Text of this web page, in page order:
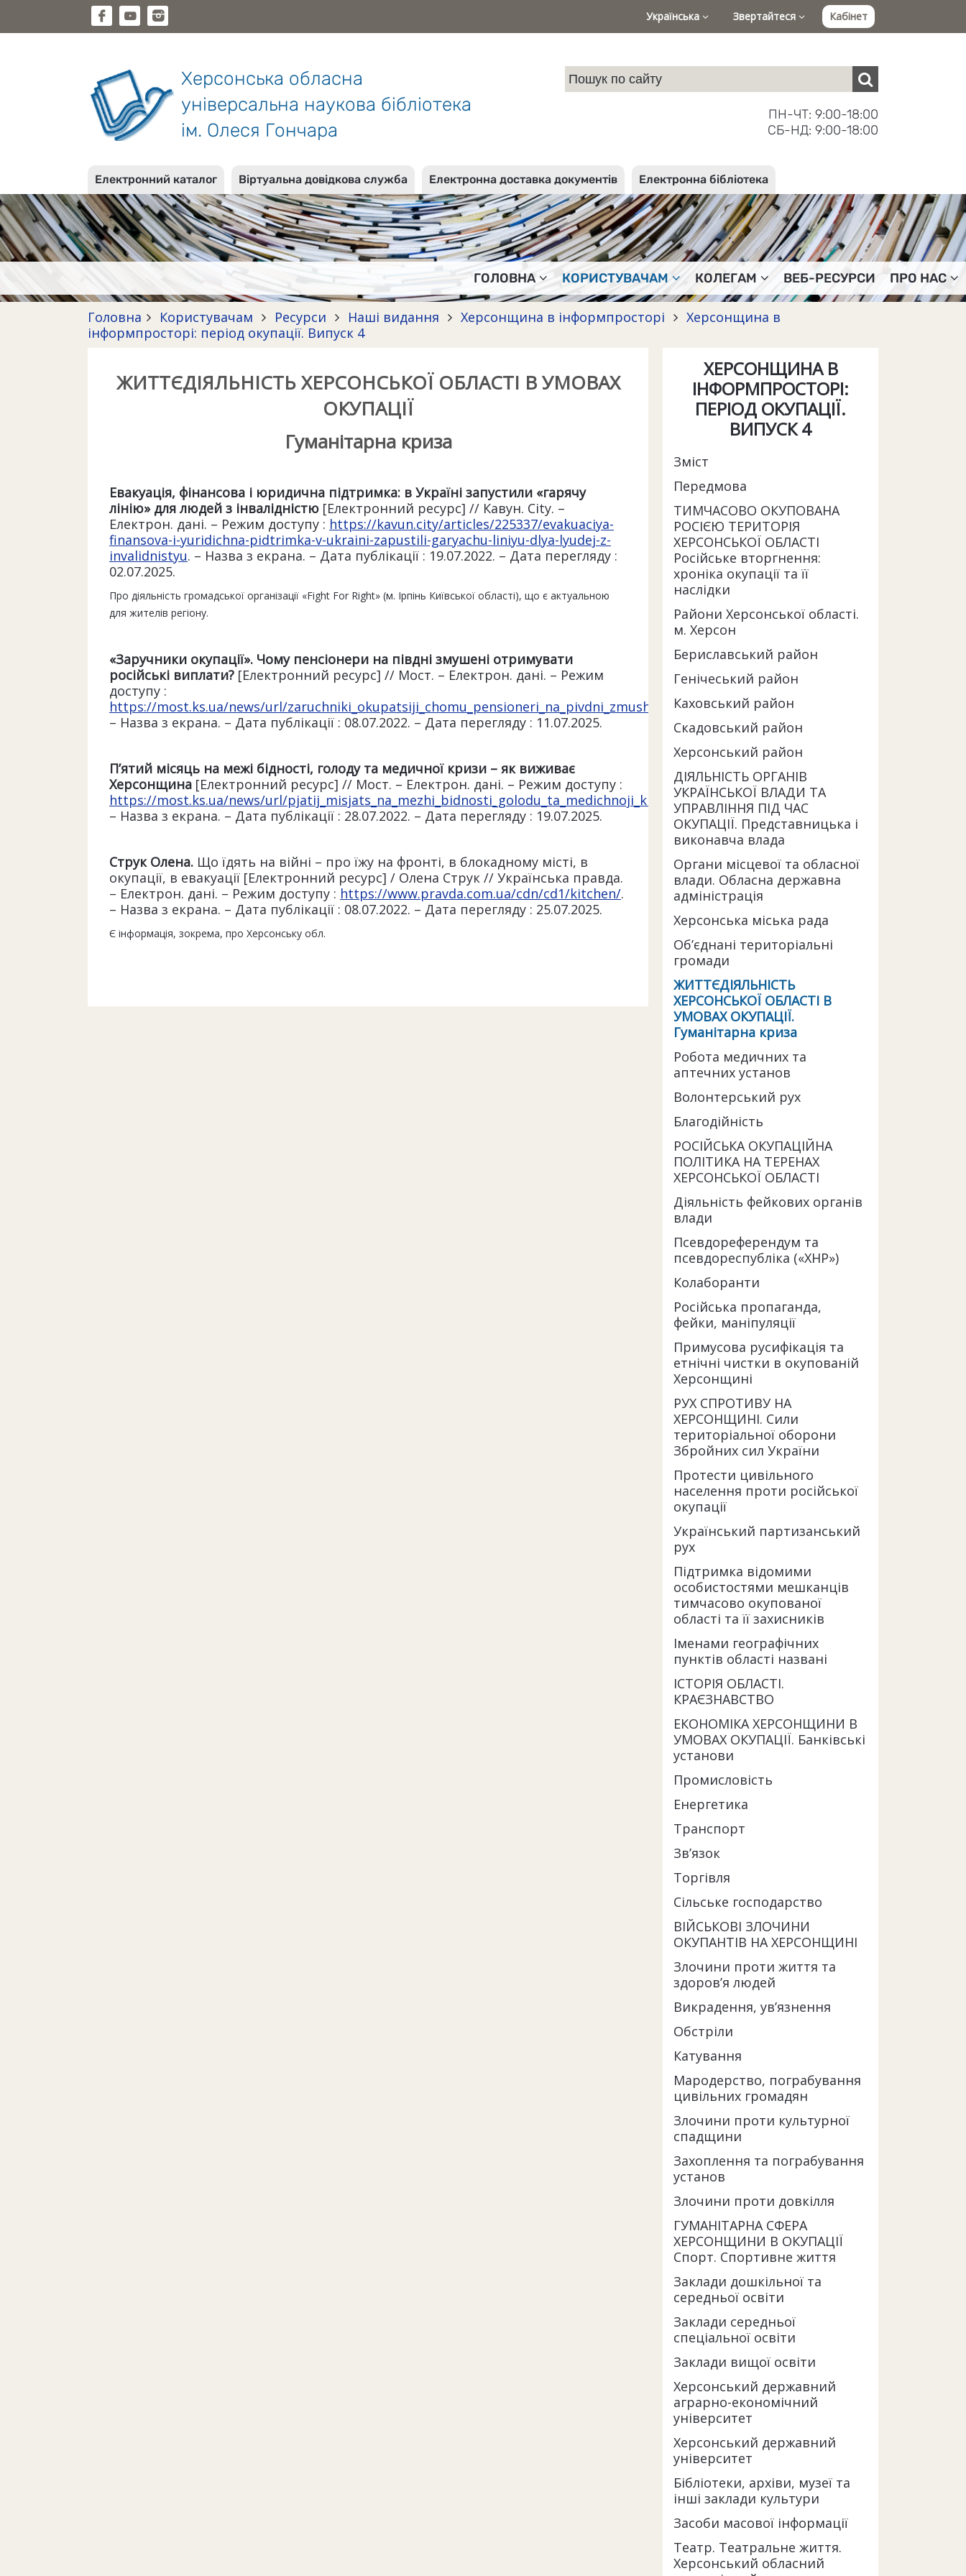
Українська Звертайтеся Кабінет
Херсонська обласна
універсальна наукова бібліотека
ім. Олеся Гончара
ПН-ЧТ: 9:00-18:00
СБ-НД: 9:00-18:00
Електронний каталог Віртуальна довідкова служба Електронна доставка документів Електронна бібліотека
ГОЛОВНА КОРИСТУВАЧАМ КОЛЕГАМ ВЕБ-РЕСУРСИ ПРО НАС
Головна Користувачам Ресурси Наші видання Херсонщина в інформпросторі
Херсонщина в
інформпросторі: період окупації. Випуск 4
ЖИТТЄДІЯЛЬНІСТЬ ХЕРСОНСЬКОЇ ОБЛАСТІ В УМОВАХ
ОКУПАЦІЇ
Гуманітарна криза
Евакуація, фінансова і юридична підтримка: в Україні запустили «гарячу
лінію» для людей з інвалідністю [Електронний ресурс] // Кавун. City. –
Електрон. дані. – Режим доступу : https://kavun.city/articles/225337/evakuaciya-
finansova-i-yuridichna-pidtrimka-v-ukraini-zapustili-garyachu-liniyu-dlya-lyudej-z-
invalidnistyu. – Назва з екрана. – Дата публікації : 19.07.2022. – Дата перегляду :
02.07.2025.
Про діяльність громадської організації «Fight For Right» (м. Ірпінь Київської області), що є актуальною
для жителів регіону.
«Заручники окупації». Чому пенсіонери на півдні змушені отримувати
російські виплати? [Електронний ресурс] // Мост. – Електрон. дані. – Режим
доступу :
https://most.ks.ua/news/url/zaruchniki_okupatsiji_chomu_pensioneri_na_pivdni_zmusheni_otrimuvati_rosijski_viplati/
– Назва з екрана. – Дата публікації : 08.07.2022. – Дата перегляду : 11.07.2025.
П’ятий місяць на межі бідності, голоду та медичної кризи – як виживає
Херсонщина [Електронний ресурс] // Мост. – Електрон. дані. – Режим доступу :
https://most.ks.ua/news/url/pjatij_misjats_na_mezhi_bidnosti_golodu_ta_medichnoji_krizi_jak_vizhivaje_hersonschina/
– Назва з екрана. – Дата публікації : 28.07.2022. – Дата перегляду : 19.07.2025.
Струк Олена. Що їдять на війні – про їжу на фронті, в блокадному місті, в
окупації, в евакуації [Електронний ресурс] / Олена Струк // Українська правда.
– Електрон. дані. – Режим доступу : https://www.pravda.com.ua/cdn/cd1/kitchen/.
– Назва з екрана. – Дата публікації : 08.07.2022. – Дата перегляду : 25.07.2025.
Є інформація, зокрема, про Херсонську обл.
ХЕРСОНЩИНА В
ІНФОРМПРОСТОРІ:
ПЕРІОД ОКУПАЦІЇ.
ВИПУСК 4
Зміст
Передмова
ТИМЧАСОВО ОКУПОВАНА
РОСІЄЮ ТЕРИТОРІЯ
ХЕРСОНСЬКОЇ ОБЛАСТІ
Російське вторгнення:
хроніка окупації та її
наслідки
Райони Херсонської області.
м. Херсон
Бериславський район
Генічеський район
Каховський район
Скадовський район
Херсонський район
ДІЯЛЬНІСТЬ ОРГАНІВ
УКРАЇНСЬКОЇ ВЛАДИ ТА
УПРАВЛІННЯ ПІД ЧАС
ОКУПАЦІЇ. Представницька і
виконавча влада
Органи місцевої та обласної
влади. Обласна державна
адміністрація
Херсонська міська рада
Об’єднані територіальні
громади
ЖИТТЄДІЯЛЬНІСТЬ
ХЕРСОНСЬКОЇ ОБЛАСТІ В
УМОВАХ ОКУПАЦІЇ.
Гуманітарна криза
Робота медичних та
аптечних установ
Волонтерський рух
Благодійність
РОСІЙСЬКА ОКУПАЦІЙНА
ПОЛІТИКА НА ТЕРЕНАХ
ХЕРСОНСЬКОЇ ОБЛАСТІ
Діяльність фейкових органів
влади
Псевдореферендум та
псевдореспубліка («ХНР»)
Колаборанти
Російська пропаганда,
фейки, маніпуляції
Примусова русифікація та
етнічні чистки в окупованій
Херсонщині
РУХ СПРОТИВУ НА
ХЕРСОНЩИНІ. Сили
територіальної оборони
Збройних сил України
Протести цивільного
населення проти російської
окупації
Український партизанський
рух
Підтримка відомими
особистостями мешканців
тимчасово окупованої
області та її захисників
Іменами географічних
пунктів області названі
ІСТОРІЯ ОБЛАСТІ.
КРАЄЗНАВСТВО
ЕКОНОМІКА ХЕРСОНЩИНИ В
УМОВАХ ОКУПАЦІЇ. Банківські
установи
Промисловість
Енергетика
Транспорт
Зв’язок
Торгівля
Сільське господарство
ВІЙСЬКОВІ ЗЛОЧИНИ
ОКУПАНТІВ НА ХЕРСОНЩИНІ
Злочини проти життя та
здоров’я людей
Викрадення, ув’язнення
Обстріли
Катування
Мародерство, пограбування
цивільних громадян
Злочини проти культурної
спадщини
Захоплення та пограбування
установ
Злочини проти довкілля
ГУМАНІТАРНА СФЕРА
ХЕРСОНЩИНИ В ОКУПАЦІЇ
Спорт. Спортивне життя
Заклади дошкільної та
середньої освіти
Заклади середньої
спеціальної освіти
Заклади вищої освіти
Херсонський державний
аграрно-економічний
університет
Херсонський державний
університет
Бібліотеки, архіви, музеї та
інші заклади культури
Засоби масової інформації
Театр. Театральне життя.
Херсонський обласний